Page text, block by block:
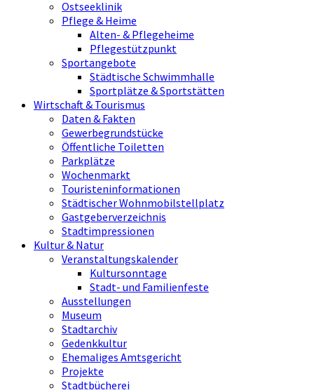
Ostseeklinik
Pflege & Heime
Alten- & Pflegeheime
Pflegestützpunkt
Sportangebote
Städtische Schwimmhalle
Sportplätze & Sportstätten
Wirtschaft & Tourismus
Daten & Fakten
Gewerbegrundstücke
Öffentliche Toiletten
Parkplätze
Wochenmarkt
Touristeninformationen
Städtischer Wohnmobilstellplatz
Gastgeberverzeichnis
Stadtimpressionen
Kultur & Natur
Veranstaltungskalender
Kultursonntage
Stadt- und Familienfeste
Ausstellungen
Museum
Stadtarchiv
Gedenkkultur
Ehemaliges Amtsgericht
Projekte
Stadtbücherei